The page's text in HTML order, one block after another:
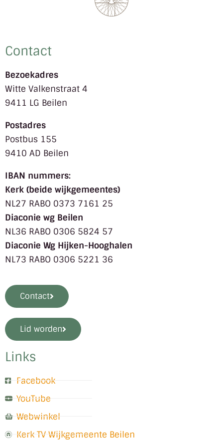
Contact
Bezoekadres
Witte Valkenstraat 4
9411 LG Beilen
Postadres
Postbus 155
9410 AD Beilen
IBAN nummers:
Kerk (beide wijkgemeentes)
NL27 RABO 0373 7161 25
Diaconie wg Beilen
NL36 RABO 0306 5824 57
Diaconie Wg Hijken-Hooghalen
NL73 RABO 0306 5221 36
Contact
Lid worden
Links
Facebook
YouTube
Webwinkel
Kerk TV Wijkgemeente Beilen